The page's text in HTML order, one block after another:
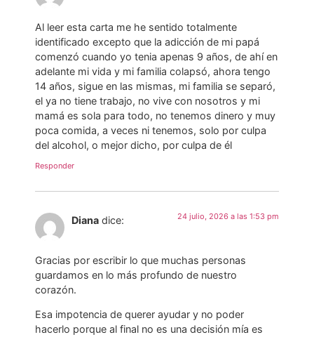
Al leer esta carta me he sentido totalmente
identificado excepto que la adicción de mi papá
comenzó cuando yo tenia apenas 9 años, de ahí en
adelante mi vida y mi familia colapsó, ahora tengo
14 años, sigue en las mismas, mi familia se separó,
el ya no tiene trabajo, no vive con nosotros y mi
mamá es sola para todo, no tenemos dinero y muy
poca comida, a veces ni tenemos, solo por culpa
del alcohol, o mejor dicho, por culpa de él
Responder
Diana dice: 24 julio, 2026 a las 1:53 pm
Gracias por escribir lo que muchas personas
guardamos en lo más profundo de nuestro
corazón.
Esa impotencia de querer ayudar y no poder
hacerlo porque al final no es una decisión mía es